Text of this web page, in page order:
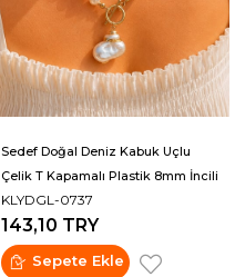
Sedef Doğal Deniz Kabuk Uçlu
Çelik T Kapamalı Plastik 8mm İncili
Kolye
KLYDGL-0737
143,10 TRY
Sepete Ekle